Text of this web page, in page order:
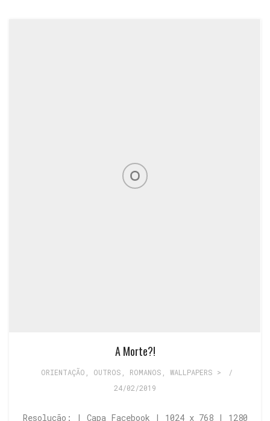
A Morte?!
ORIENTAÇÃO OUTROS ROMANOS WALLPAPERS >
/
24/02/2019
Resolução: | Capa Facebook | 1024 x 768 | 1280